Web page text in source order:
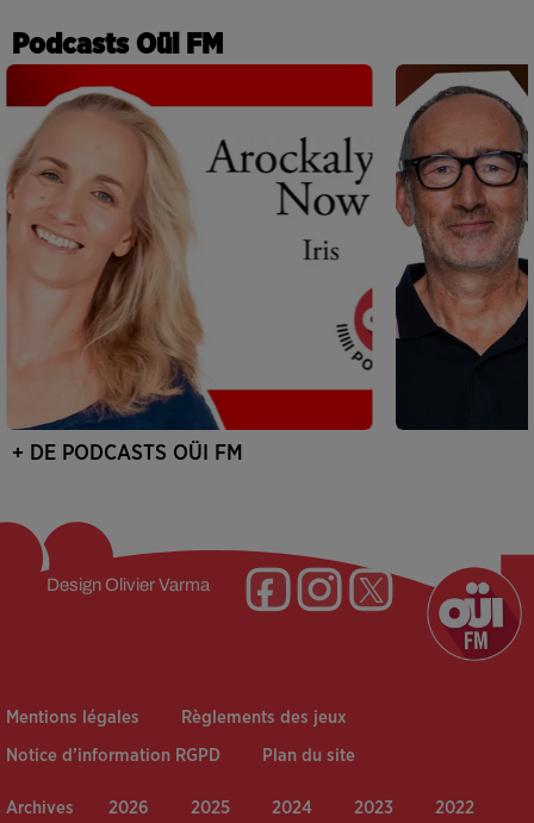
Podcasts Oüi FM
+ DE PODCASTS OÜI FM
Design Olivier Varma
Mentions légales Règlements des jeux
Notice d’information RGPD Plan du site
Archives 2026 2025 2024 2023 2022